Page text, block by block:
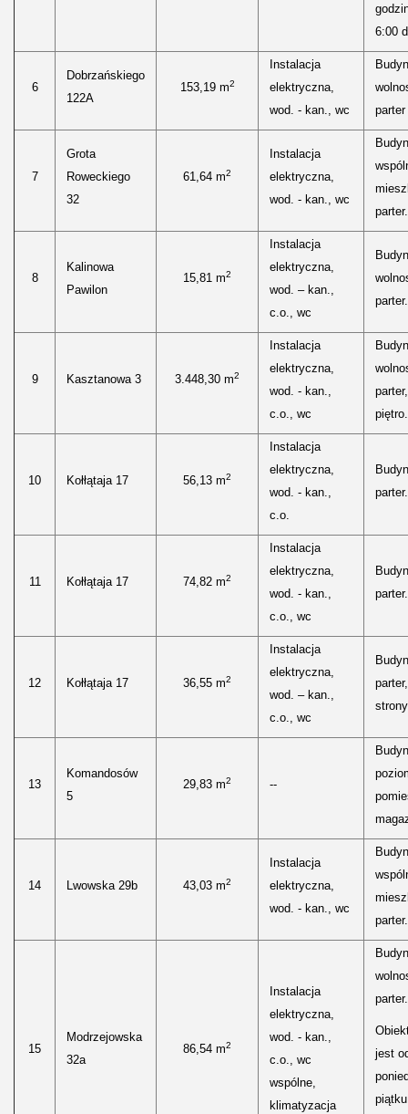
6:00
6
Dobrzańskiego
122A
153,19 m2
Instalacja
elektryczna,
wod. - kan., wc
7
Grota
Roweckiego
32
61,64 m2
Instalacja
elektryczna,
wod. - kan., wc
parter.
8
Kalinowa
Pawilon
15,81 m2
Instalacja
elektryczna,
wod. – kan.,
c.o., wc
parter.
9 Kasztanowa 3 3.448,30 m2
Instalacja
elektryczna,
wod. - kan.,
c.o., wc
piętro.
10 Kołłątaja 17 56,13 m2
Instalacja
elektryczna,
wod. - kan.,
c.o.
parter.
11 Kołłątaja 17 74,82 m2
Instalacja
elektryczna,
wod. - kan.,
c.o., wc
parter.
12 Kołłątaja 17 36,55 m2
Instalacja
elektryczna,
wod. – kan.,
c.o., wc
13
Komandosów
5
29,83 m2 --
14 Lwowska 29b 43,03 m2
Instalacja
elektryczna,
wod. - kan., wc
parter.
15
Modrzejowska
32a
86,54 m2
Instalacja
elektryczna,
wod. - kan.,
c.o., wc
wspólne,
klimatyzacja
parter.
jest